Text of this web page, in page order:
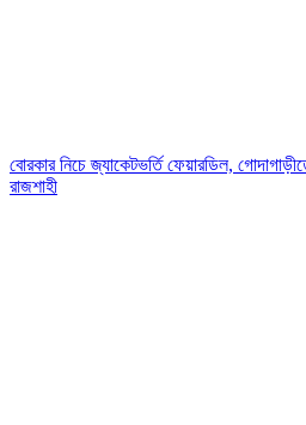
বোরকার নিচে জ্যাকেটভর্তি ফেয়ারডিল,
রাজশাহী